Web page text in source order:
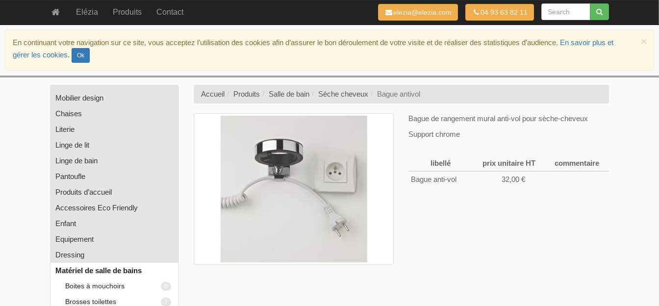
aller
contenu
au
×
En continuant votre navigation sur ce site, vous acceptez l’utilisation des cookies afin d’assurer le bon déroulement de votre visite et de réaliser des statistiques d’audience. En savoir plus et
gérer les cookies. Ok
Elézia Produits Contact 04 93 63 82 11
elezia@elezia.com
Mobilier design
Chaises
Literie
Linge de lit
Linge de bain
Pantoufle
Produits d’accueil
Accessoires Eco Friendly
Enfant
Equipement
Dressing
Matériel de salle de bains
Boites à mouchoirs 6
Brosses toilettes 7
Accueil Produits Salle de bain Sèche cheveux Bague antivol
Bague de rangement mural anti-vol pour sèche-cheveux
Support chrome
libellé prix unitaire HT
commentaire
Bague anti-vol
32,00 €